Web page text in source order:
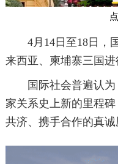
4月14日至18日，国
来西亚、柬埔寨三国进
国际社会普遍认为
家关系史上新的里程
共济、携手合作的真诚